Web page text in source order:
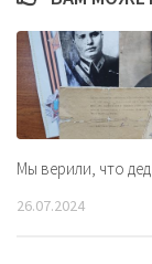
Мы верили, что
26.07.2024